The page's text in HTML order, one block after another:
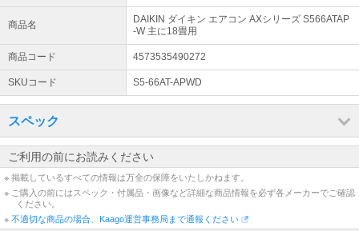
商品名
DAIKIN ダイキン エアコン AXシリーズ S566ATAP
-W 主に18畳用
商品コード 4573535490272
SKUコード S5-66AT-APWD
スペック
ご利用の前にお読みください
※ 掲載しているすべての情報は万全の保障をいたしかねます。
※ ご購入の前にはスペック・付属品・画像など詳細な商品情報を必ず各メーカーでご確認
ください。
※ 不適切な商品の場合、Kaago運営事務局まで通報ください